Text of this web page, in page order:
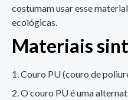
costumam usar esse
ecológicas.
Materiais
Couro PU (couro de
O couro PU é uma